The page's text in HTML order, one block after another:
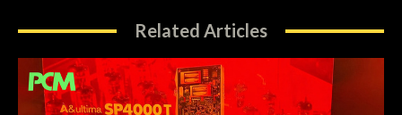
Related Articles